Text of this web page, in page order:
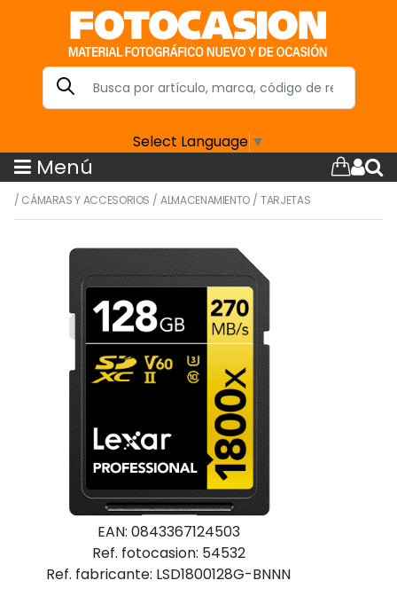
Select Language ▼
Menú
/ CÁMARAS Y ACCESORIOS /ALMACENAMIENTO /TARJETAS
EAN: 0843367124503
Ref. fotocasion: 54532
Ref. fabricante: LSD1800128G-BNNN